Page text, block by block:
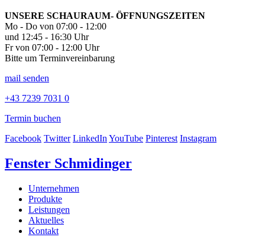
UNSERE SCHAURAUM- ÖFFNUNGSZEITEN
Mo - Do von 07:00 - 12:00
und 12:45 - 16:30 Uhr
Fr von 07:00 - 12:00 Uhr
Bitte um Terminvereinbarung
mail senden
+43 7239 7031 0
Termin buchen
Facebook Twitter LinkedInYouTube Pinterest Instagram
Fenster Schmidinger
Unternehmen
Produkte
Leistungen
Aktuelles
Kontakt